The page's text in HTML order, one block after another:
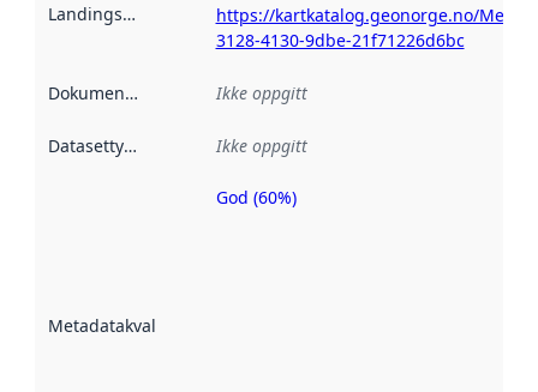
Landingsside
https://kartkatalog.geonorge.no/
3128-4130-9dbe-21f71226d6bc
Dokumentasjon Ikke oppgitt
Datasettype Ikke oppgitt
Metadatakvalitet
Metadatakvalitet
God (60%)